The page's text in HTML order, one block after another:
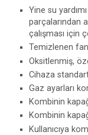
Yine su
parçalarından
çalışması için
Temizlenen
Oksitlenmiş,
Cihaza
Gaz ayarları
Kombinin
Kombinin
Kullanıcıya